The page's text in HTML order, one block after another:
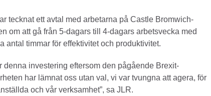
tecknat ett avtal med arbetarna på Castle Bromwich-
om att gå från 5-dagars till 4-dagars arbetsvecka med
antal timmar för effektivitet och produktivitet.
denna investering eftersom den pågående Brexit-
har lämnat oss utan val, vi var tvungna att agera, för
och vår verksamhet”, sa JLR.